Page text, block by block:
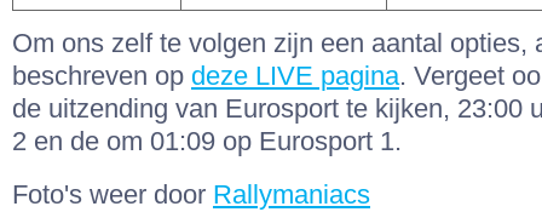
Om ons zelf te volgen zijn een aantal opties,
beschreven op deze LIVE pagina. Vergeet
de uitzending van Eurosport te kijken, 23:00
2 en de om 01:09 op Eurosport 1.
Foto's weer door Rallymaniacs